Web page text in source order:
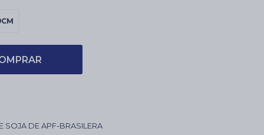
SOJA DE APF-BRASILERA